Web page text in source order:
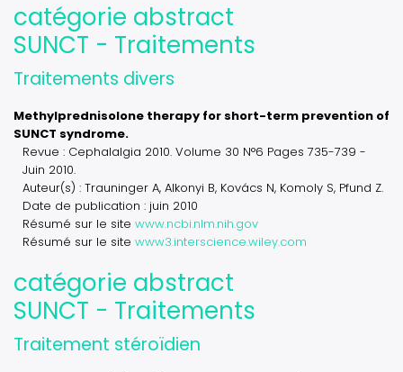
catégorie abstract
SUNCT - Traitements
Traitements divers
Methylprednisolone therapy for short-term prevention of
SUNCT syndrome.
Revue : Cephalalgia 2010. Volume 30 N°6 Pages 735-739 -
Juin 2010.
Auteur(s) : Trauninger A, Alkonyi B, Kovács N, Komoly S, Pfund Z.
Date de publication : juin 2010
Résumé sur le site www.ncbi.nlm.nih.gov
Résumé sur le site www3.interscience.wiley.com
catégorie abstract
SUNCT - Traitements
Traitement stéroïdien